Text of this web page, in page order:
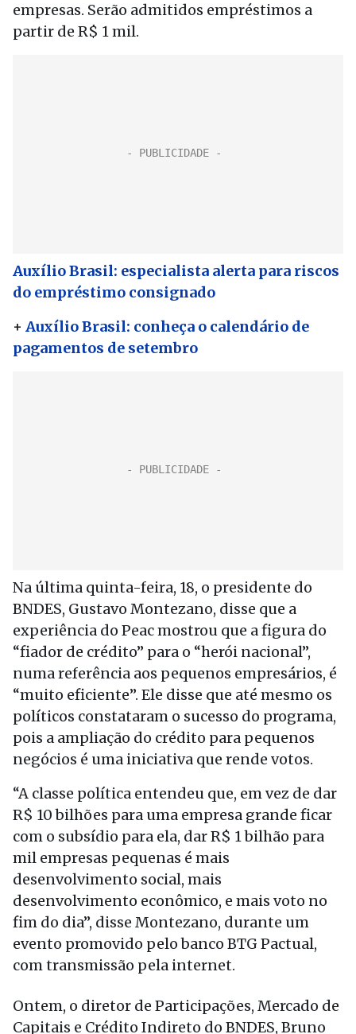
empresas. Serão admitidos empréstimos a
partir de R$ 1 mil.
Auxílio Brasil: especialista alerta para riscos
do empréstimo consignado
+ Auxílio Brasil: conheça o calendário de
pagamentos de setembro
Na última quinta-feira, 18, o presidente do
BNDES, Gustavo Montezano, disse que a
experiência do Peac mostrou que a figura do
“fiador de crédito” para o “herói nacional”,
numa referência aos pequenos empresários, é
“muito eficiente”. Ele disse que até mesmo os
políticos constataram o sucesso do programa,
pois a ampliação do crédito para pequenos
negócios é uma iniciativa que rende votos.
“A classe política entendeu que, em vez de dar
R$ 10 bilhões para uma empresa grande ficar
com o subsídio para ela, dar R$ 1 bilhão para
mil empresas pequenas é mais
desenvolvimento social, mais
desenvolvimento econômico, e mais voto no
fim do dia”, disse Montezano, durante um
evento promovido pelo banco BTG Pactual,
com transmissão pela internet.
Ontem, o diretor de Participações, Mercado de
Capitais e Crédito Indireto do BNDES, Bruno